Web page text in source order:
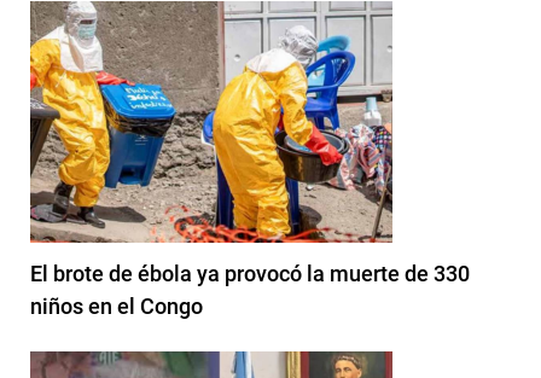
El brote de ébola ya provocó la muerte de 330
niños en el Congo